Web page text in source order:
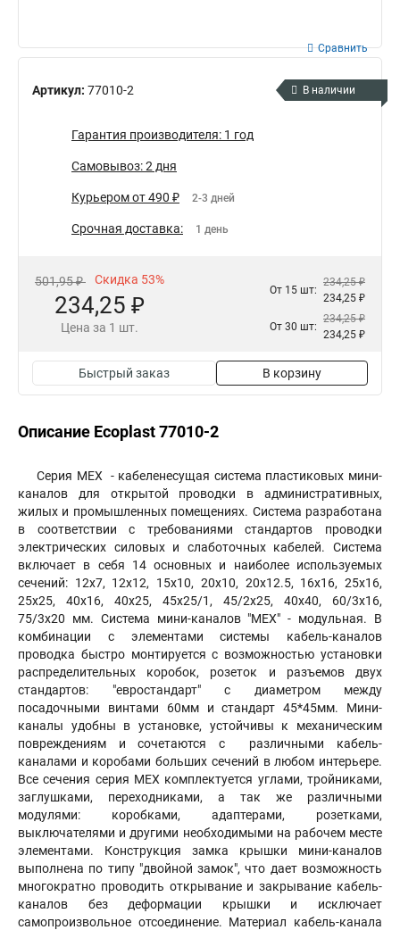
Артикул: 77010-2
Сравнить
В наличии
Гарантия производителя: 1 год
Самовывоз: 2 дня
Курьером от 490 ₽ 2-3 дней
Срочная доставка: 1 день
501,95 ₽ Скидка 53%
234,25 ₽
Цена за 1 шт.
От 15 шт:
234,25 ₽
234,25 ₽
От 30 шт:
234,25 ₽
234,25 ₽
Быстрый заказ В корзину
Описание Ecoplast 77010-2
Серия МЕХ - кабеленесущая система пластиковых мини-
каналов для открытой проводки в административных,
жилых и промышленных помещениях. Система разработана
в соответствии с требованиями стандартов проводки
электрических силовых и слаботочных кабелей. Система
включает в себя 14 основных и наиболее используемых
сечений: 12х7, 12х12, 15х10, 20х10, 20х12.5, 16х16, 25х16,
25х25, 40х16, 40х25, 45х25/1, 45/2x25, 40х40, 60/3х16,
75/3х20 мм. Система мини-каналов "МЕХ" - модульная. В
комбинации с элементами системы кабель-каналов
проводка быстро монтируется с возможностью установки
распределительных коробок, розеток и разъемов двух
стандартов: "евростандарт" с диаметром между
посадочными винтами 60мм и стандарт 45*45мм. Мини-
каналы удобны в установке, устойчивы к механическим
повреждениям и сочетаются с различными кабель-
каналами и коробами больших сечений в любом интерьере.
Все сечения серия МЕХ комплектуется углами, тройниками,
заглушками, переходниками, а так же различными
модулями: коробками, адаптерами, розетками,
выключателями и другими необходимыми на рабочем месте
элементами. Конструкция замка крышки мини-каналов
выполнена по типу "двойной замок", что дает возможность
многократно проводить открывание и закрывание кабель-
каналов без деформации крышки и исключает
самопроизвольное отсоединение. Материал кабель-канала